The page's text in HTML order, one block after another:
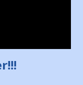
girdiği